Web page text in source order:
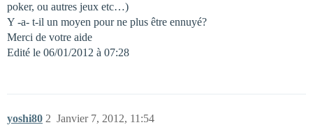
poker, ou autres jeux etc…)
Y -a- t-il un moyen pour ne plus être ennuyé?
Merci de votre aide
Edité le 06/01/2012 à 07:28
yoshi80 Janvier 7, 2012, 11:54
2